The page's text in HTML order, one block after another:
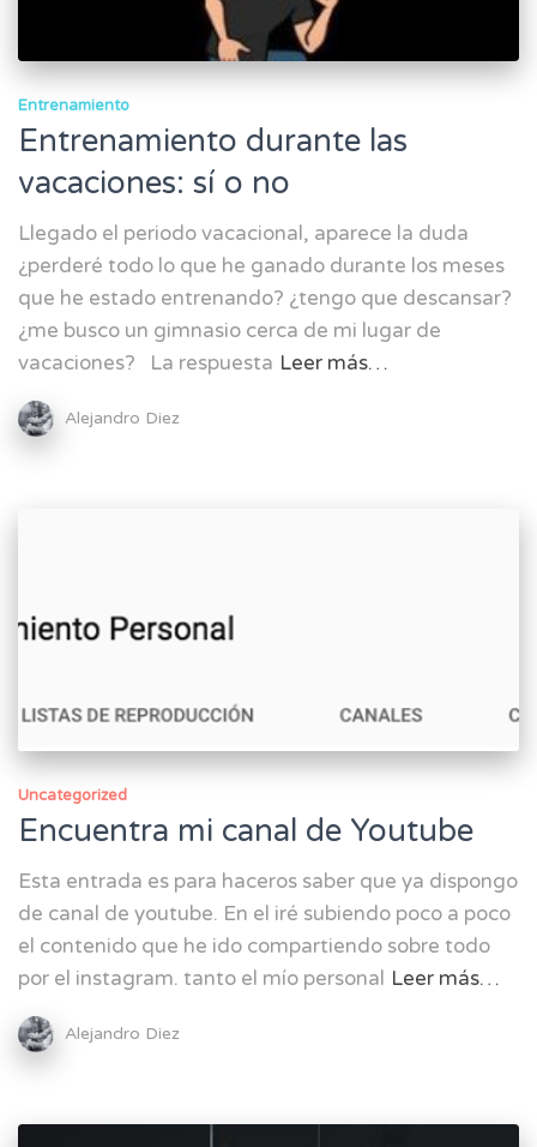
Entrenamiento
Entrenamiento durante las
vacaciones: sí o no
Llegado el periodo vacacional, aparece la duda
¿perderé todo lo que he ganado durante los meses
que he estado entrenando? ¿tengo que descansar?
¿me busco un gimnasio cerca de mi lugar de
vacaciones? La respuesta Leer más…
Alejandro Diez
Uncategorized
Encuentra mi canal de Youtube
Esta entrada es para haceros saber que ya dispongo
de canal de youtube. En el iré subiendo poco a poco
el contenido que he ido compartiendo sobre todo
por el instagram. tanto el mío personal Leer más…
Alejandro Diez